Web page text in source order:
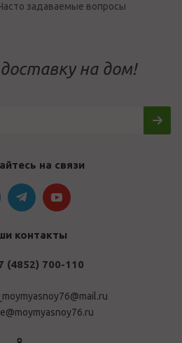
задаваемые вопросы
на дом!
на связи
контакты
(4852) 700-110